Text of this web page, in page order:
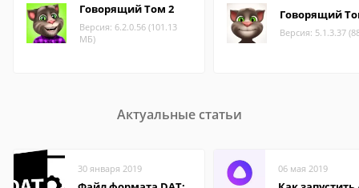
Говорящий Том 2
Версия: 6.2.0.56 (101.13
МБ)
Говорящий
Версия: 5.1.3.37
Актуальные статьи
30 января 2019 06 мая 2019